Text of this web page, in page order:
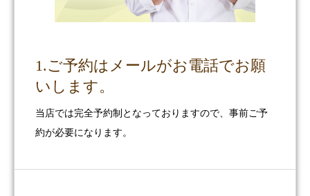
1.ご予約はメールがお電話でお願
いします。
当店では完全予約制となっておりますので、事前ご予
約が必要になります。